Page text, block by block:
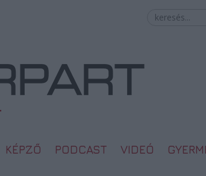
KÉPZŐ PODCAST VIDEÓ